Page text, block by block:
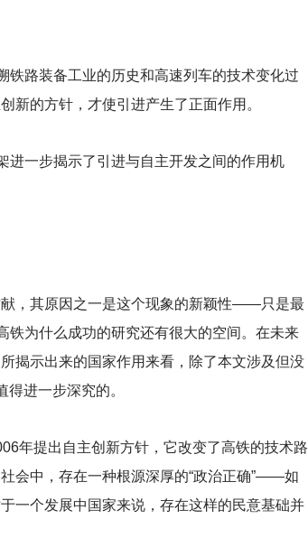
铁路装备工业的历史和高速列车的技术变化过
新的方针，才使引进产生了正面作用。
进一步揭示了引进与自主开发之间的作用机
，其原因之一是这个现象的新颖性——只是最
铁为什么成功的研究还有很大的空间。在未来
揭示出来的国家作用来看，除了本文涉及但没
进一步深究的。
年提出自主创新方针，它改变了高铁的技术路
会中，存在一种根源深厚的“政治正确”——如
一个发展中国家来说，存在这样的民意基础并